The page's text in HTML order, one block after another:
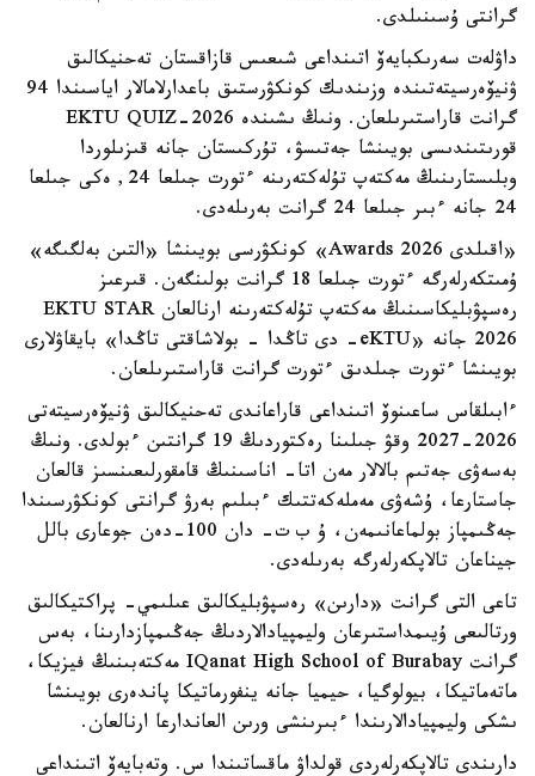
گرانتى ۇسىنىلدى.
داۋلەت سەرىكبايەۆ اتىنداعى شىعىس قازاقستان تەحنيكالىق
ۋنيۆەرسيتەتىندە وزىندىك كونكۋرستىق باعدارلامالار اياسىندا 94
گرانت قاراستىرىلعان. ونىڭ ىشىندە EKTU QUIZ-2026
قورىتىندىسى بويىنشا جەتىسۋ، تۇركىستان جانە قىزىلوردا
وبلىستارىنىڭ مەكتەپ تۇلەكتەرىنە ءتورت جىلعا 24, ەكى جىلعا
24 جانە ءبىر جىلعا 24 گرانت بەرىلەدى.
«اقىلدى Awards 2026» كونكۋرسى بويىنشا «التىن بەلگىگە»
ۇمىتكەرلەرگە ءتورت جىلعا 18 گرانت بولىنگەن. قىرعىز
رەسپۋبليكاسىنىڭ مەكتەپ تۇلەكتەرىنە ارنالعان EKTU STAR
2026 جانە «eKTU- دى تاڭدا - بولاشاقتى تاڭدا» بايقاۋلارى
بويىنشا ءتورت جىلدىق ءتورت گرانت قاراستىرىلعان.
ءابىلقاس ساعىنوۆ اتىنداعى قاراعاندى تەحنيكالىق ۋنيۆەرسيتەتى
2026-2027 وقۋ جىلىنا رەكتوردىڭ 19 گرانتىن ءبولدى. ونىڭ
بەسەۋى جەتىم بالالار مەن اتا- اناسىنىڭ قامقورلىعىنسىز قالعان
جاستارعا، ۇشەۋى مەملەكەتتىك ءبىلىم بەرۋ گرانتى كونكۋرسىندا
جەڭىمپاز بولماعانىمەن، ۇ ب ت- دان 100-دەن جوعارى بالل
جيناعان تالاپكەرلەرگە بەرىلەدى.
تاعى التى گرانت «دارىن» رەسپۋبليكالىق عىلىمي- پراكتيكالىق
ورتالىعى ۇيىمداستىرعان وليمپيادالاردىڭ جەڭىمپازدارىنا، بەس
گرانت IQanat High School of Burabay مەكتەبىنىڭ فيزيكا،
ماتەماتيكا، بيولوگيا، حيميا جانە ينفورماتيكا پاندەرى بويىنشا
ىشكى وليمپيادالارىندا ءبىرىنشى ورىن العاندارعا ارنالعان.
دارىندى تالاپكەرلەردى قولداۋ ماقساتىندا س. وتەبايەۆ اتىنداعى